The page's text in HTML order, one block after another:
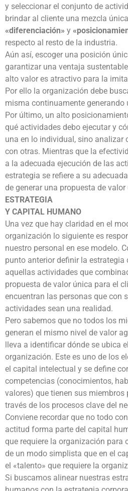
y seleccionar el conjunto de
brindar al cliente una mezcla
«diferenciación» y
respecto al resto de la industria.
Aún así, escoger una posición
garantizar una ventaja
alto valor es atractivo para la
Por ello la organización debe
misma continuamente generando
Por último, un alto
qué actividades debo ejecutar y
una en lo individual, sino analizar
con otras. Mientras que la
a la adecuada ejecución de las
estrategia se refiere a su
de generar una propuesta de valor
ESTRATEGIA
Y CAPITAL HUMANO
Una vez que hay claridad en el
organización lo siguiente es
nuestro personal en ese modelo.
punto anterior definir la
aquellas actividades que
propuesta de valor única para el
encuentran las personas que con
actividades sean una realidad.
Pero sabemos que no todos los
generan el mismo nivel de valor
lleva a identificar dónde se ubica
organización. Este es uno de los
el capital intelectual y se define
competencias (conocimientos,
valores) que tienen sus miembros
través de los procesos clave del
Conviene recordar que no todo
actitud forma parte del capital
que requiere la organización para
de un modo simplista que en el
el «talento» que requiere la
Si buscamos alinear nuestras